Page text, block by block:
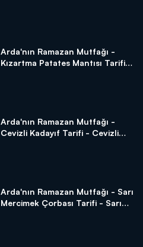
Arda'nın Ramazan Mutfağı -
Kızartma Patates Mantısı Tarifi -
Arda'nın Ramazan Mutfağı -
Cevizli Kadayıf Tarifi - Cevizli
Arda'nın Ramazan Mutfağı - Sarı
Mercimek Çorbası Tarifi - Sarı